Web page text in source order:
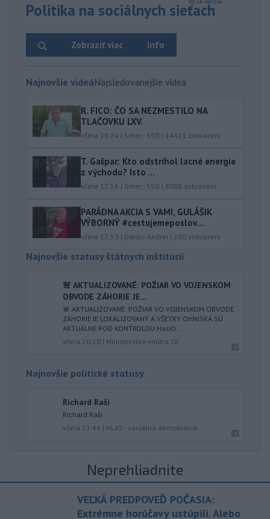
Politika na sociálnych sieťach
Info
Zobraziť viac
Najnovšie videáNajsledovanejšie videá
R. FICO: ČO SA NEZMESTILO NA
TLAČOVKU LXV.
včera 18:24 | Smer - SSD | 14411 zobrazení
T. Gašpar: Kto odstrihol lacné energie
z východu? Isto ...
včera 17:56 | Smer - SSD | 8088 zobrazení
PARÁDNA AKCIA S VAMI, GULÁŠIK
VÝBORNÝ #cestujemeposlov...
včera 17:53 | Danko Andrej | 280 zobrazení
Najnovšie statusy štátnych inštitúcií
🚨 AKTUALIZOVANÉ: POŽIAR VO VOJENSKOM
OBVODE ZÁHORIE JE...
🚨 AKTUALIZOVANÉ: POŽIAR VO VOJENSKOM OBVODE
ZÁHORIE JE LOKALIZOVANÝ A VŠETKY OHNISKÁ SÚ
AKTUÁLNE POD KONTROLOU Hasiči ...
včera 20:10 | Ministerstvo vnútra SR
Najnovšie politické statusy
Richard Raši
Richard Raši
včera 21:44 | HLAS - sociálna demokracia
Neprehliadnite
VEĽKÁ PREDPOVEĎ POČASIA:
Extrémne horúčavy ustúpili. Alebo